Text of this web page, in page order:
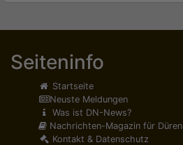
Seiteninfo
Startseite
Neuste Meldungen
Was ist DN-News?
Nachrichten-Magazin für Düren
Kontakt & Datenschutz